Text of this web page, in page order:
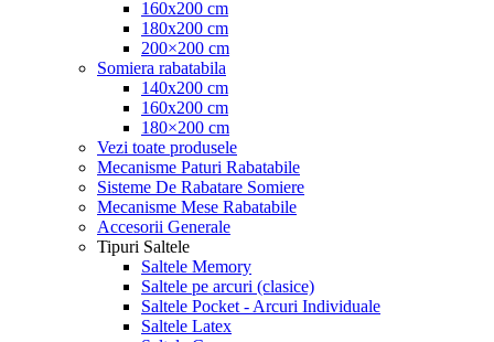
160x200 cm
180x200 cm
200×200 cm
Somiera rabatabila
140x200 cm
160x200 cm
180×200 cm
Vezi toate produsele
Mecanisme Paturi Rabatabile
Sisteme De Rabatare Somiere
Mecanisme Mese Rabatabile
Accesorii Generale
Tipuri Saltele
Saltele Memory
Saltele pe arcuri (clasice)
Saltele Pocket - Arcuri Individuale
Saltele Latex